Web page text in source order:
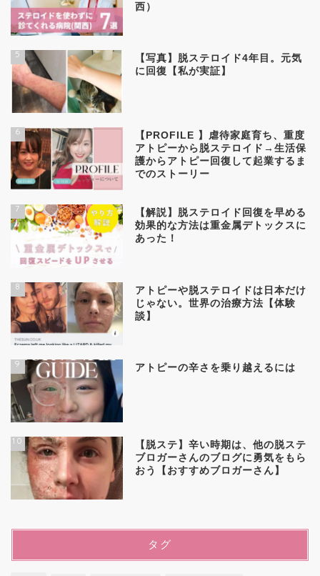
西）
5
【写真】脱ステロイド4年目。元気
に回復【私が実証】
6
【PROFILE 】虐待家庭育ち、重度
アトピーから脱ステロイド→生活保
護からアトピー回復して起業するま
でのストーリー
7
【解説】脱ステロイド回復を早める
効果的な方法は重金属デトックスに
あった！
8
アトピーや脱ステロイドは日本だけ
じゃない。世界の治療方法【体験
談】
9 アトピーの辛さを乗り越えるには
10
【脱ステ】辛い時期は、他の脱ステ
ブロガーさんのブログに勇気をもら
おう【おすすめブロガーさん】
タグ